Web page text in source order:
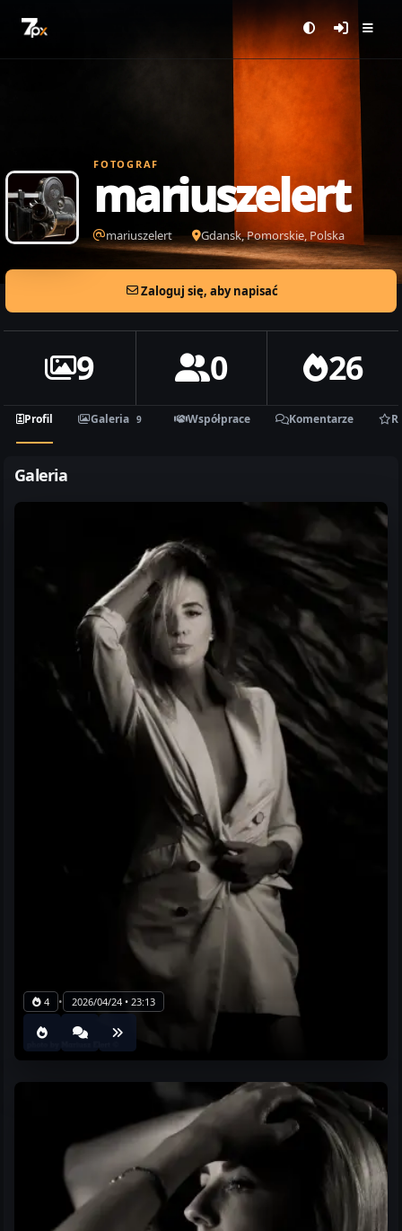
FOTOGRAF
mariuszelert
mariuszelert Gdansk, Pomorskie, Polska
Zaloguj się, aby napisać
9 0 26
Profil Galeria 9 Współprace Komentarze
Galeria
4 • 2026/04/24 • 23:13